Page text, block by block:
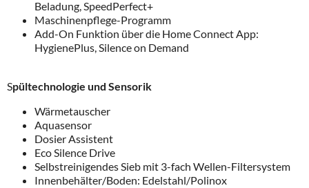
Beladung, SpeedPerfect+
Maschinenpflege-Programm
Add-On Funktion über die Home Connect App:
HygienePlus, Silence on Demand
Spültechnologie und Sensorik
Wärmetauscher
Aquasensor
Dosier Assistent
Eco Silence Drive
Selbstreinigendes Sieb mit 3-fach Wellen-Filtersystem
Innenbehälter/Boden: Edelstahl/Polinox